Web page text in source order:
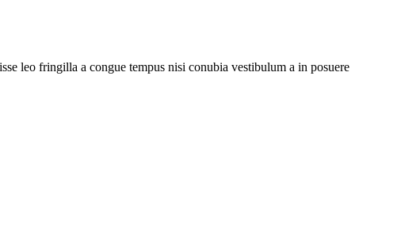
leo fringilla a congue tempus nisi conubia vestibulum a in posuere